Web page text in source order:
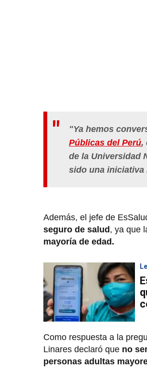
"Ya hemos
Públicas del Perú,
de la Universidad
sido una iniciativa
Además, el jefe de
seguro de salud, ya que
mayoría de edad.
Como respuesta a la
Linares declaró que no
personas adultas